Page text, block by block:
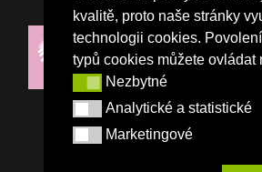
kvalitě, proto naše stránky
technologii cookies.
typů cookies můžete ovládat
NezbytnéNezbytné
Analytické a statistické
Analytické a statistické
Marketingové
Marketingové